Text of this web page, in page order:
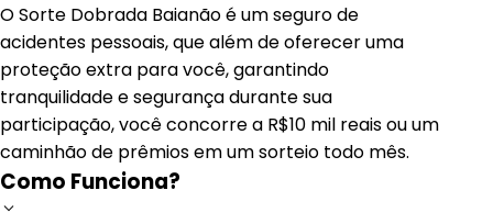
O Sorte Dobrada Baianão é um seguro de
acidentes pessoais, que além de oferecer uma
proteção extra para você, garantindo
tranquilidade e segurança durante sua
participação, você concorre a R$10 mil reais ou um
caminhão de prêmios em um sorteio todo mês.
Como Funciona?